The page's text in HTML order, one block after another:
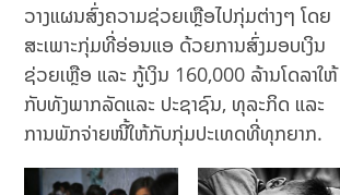
ວາງແຜນສົ່ງຄວາມຊ່ວຍເຫຼືອໄປກຸ່ມຕ່າງໆ ໂດຍ
ສະເພາະກຸ່ມທີ່ອ່ອນແອ ດ້ວຍການສົ່ງມອບເງິນ
ຊ່ວຍເຫຼືອ ແລະ ກູ້ເງິນ 160,000 ລ້ານໂດລາໃຫ້
ກັບທັງພາກລັດແລະ ປະຊາຊົນ, ທຸລະກິດ ແລະ
ການພັກຈ່າຍໜີ້ໃຫ້ກັບກຸ່ມປະເທດທີ່ທຸກຍາກ.